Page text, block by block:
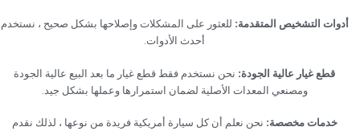
‏أدوات التشخيص المتقدمة:‏ ‏للعثور على المشكلات وإصلاحها بشكل صحيح ، نستخدم
أحدث الأدوات.‏
‏قطع غيار عالية الجودة:‏ ‏نحن نستخدم فقط قطع غيار ما بعد البيع عالية الجودة
ومصنعي المعدات الأصلية لضمان استمرارها وعملها بشكل جيد.‏
‏خدمات مخصصة:‏‏ نحن نعلم أن كل سيارة أمريكية فريدة من نوعها ، لذلك نقدم